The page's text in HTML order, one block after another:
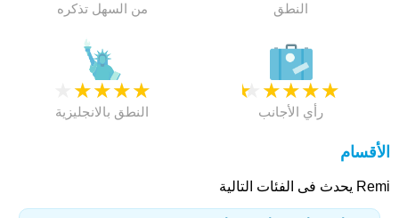
من السهل تذكره النطق
★
★
★
★
النطق بالانجليزية
★
★
★
★
★
رأي الأجانب
الأقسام
Remi يحدث فى الفئات التالية